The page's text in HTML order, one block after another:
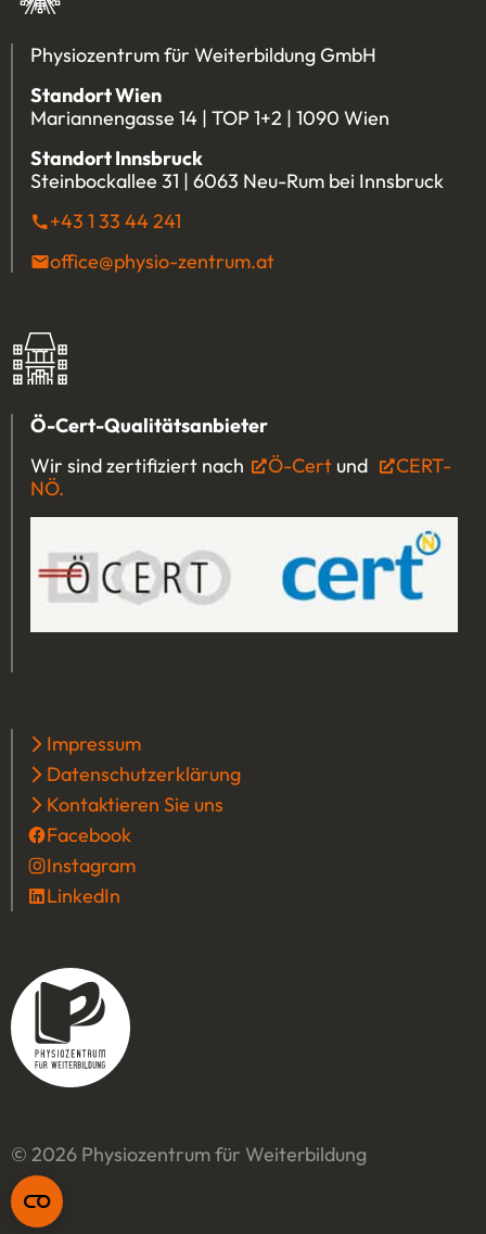
Physiozentrum für Weiterbildung GmbH
Standort Wien
Mariannengasse 14 | TOP 1+2 | 1090 Wien
Standort Innsbruck
Steinbockallee 31 | 6063 Neu-Rum bei Innsbruck
+43 1 33 44 241
office@physio-zentrum.at
Ö-Cert-Qualitätsanbieter
Wir sind zertifiziert nach
Ö-Cert (Öffnet in einem
und
CERT-
NÖ.
Impressum
Datenschutzerklärung
Kontaktieren Sie uns
Facebook
Instagram
LinkedIn
© 2026 Physiozentrum für Weiterbildung